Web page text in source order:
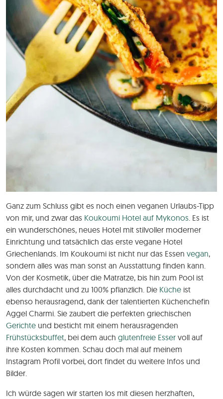
Ganz zum Schluss gibt es noch einen veganen Urlaubs-Tipp
von mir, und zwar das Koukoumi Hotel auf Mykonos . Es ist
ein wunderschönes, neues Hotel mit stilvoller moderner
Einrichtung und tatsächlich das erste vegane Hotel
Griechenlands. Im Koukoumi ist nicht nur das Essen vegan,
sondern alles was man sonst an Ausstattung finden kann.
Von der Kosmetik, über die Matratze, bis hin zum Pool ist
alles durchdacht und zu 100% pflanzlich. Die Küche ist
ebenso herausragend, dank der talentierten Küchenchefin
Aggel Charmi. Sie zaubert die perfekten griechischen
Gerichte und besticht mit einem herausragenden
Frühstücksbuffet, bei dem auch glutenfreie Esser voll auf
ihre Kosten kommen. Schau doch mal auf meinem
Instagram Profil vorbei, dort findet du weitere Infos und
Bilder.
Ich würde sagen wir starten los mit diesen herzhaften,